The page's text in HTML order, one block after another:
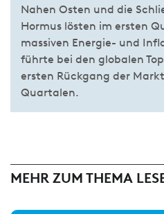
Nahen Osten und die
Hormus lösten im ersten
massiven Energie- und
führte bei den globalen
ersten Rückgang der
Quartalen.
MEHR ZUM THEMA